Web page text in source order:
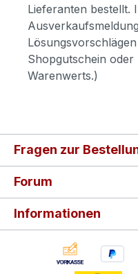
Lieferanten bestellt.
Shopgutschein
Warenwerts.)
Fragen zur
Forum
Informationen